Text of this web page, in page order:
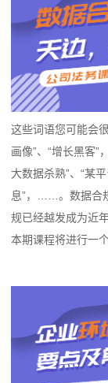
这些词语您可能会
画像”、“增长黑客
大数据杀熟”、“某
息”，……。数据合
规已经越发成为近
本期课程将进行一